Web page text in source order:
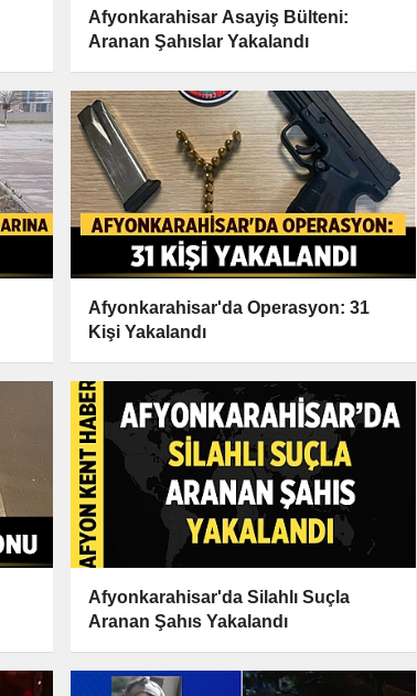
Afyonkarahisar Asayiş Bülteni:
Aranan Şahıslar Yakalandı
Afyonkarahisar'da Operasyon: 31
Kişi Yakalandı
Afyonkarahisar'da Silahlı Suçla
Aranan Şahıs Yakalandı